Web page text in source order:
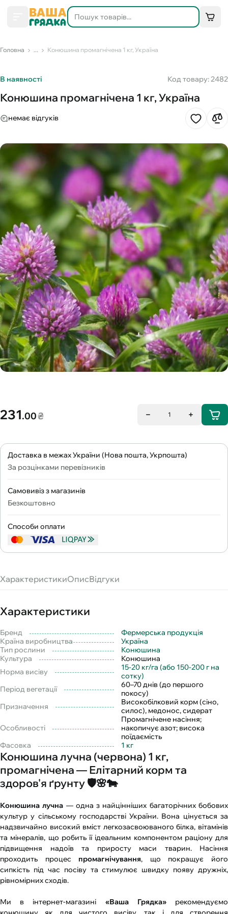
Головна ... Конюшина промагнічена 1 кг, Україна
В наявності Код товару: 2482
Конюшина промагнічена 1 кг, Україна
немає відгуків
231.00₴ 1
Доставка в межах України (Нова пошта, Укрпошта)
За розцінками перевізників
Самовивіз з магазинів
Безкоштовно
Способи оплати
ХарактеристикиОписВідгуки
Характеристики
Бренд
Фермерська продукція
Країна виробництва
Україна
Тип рослини
Конюшина
Культура
Конюшина
Норма висіву
15-20 кг/га (або 150-200 г на
сотку)
Період вегетації
60–70 днів (до першого
покосу)
Призначення
Високобілковий корм (сіно,
силос), медонос, сидерат
Особливості
Промагнічене насіння;
накопичує азот; висока
поїдаємість
Фасовка
1 кг
Конюшина лучна (червона) 1 кг,
промагнічена — Елітарний корм та
здоров'я ґрунту 🛡️🌸🐄
Конюшина лучна — одна з найцінніших багаторічних бобових
культур у сільському господарстві України. Вона цінується за
надзвичайно високий вміст легкозасвоюваного білка, вітамінів
та мінералів, що робить її ідеальним компонентом раціону для
підвищення надоїв та приросту маси тварин. Насіння
проходить процес промагнічування, що покращує його
сипкість під час посіву та стимулює швидку появу дружніх,
рівномірних сходів.
Ми в інтернет-магазині «Ваша Грядка»рекомендуємо